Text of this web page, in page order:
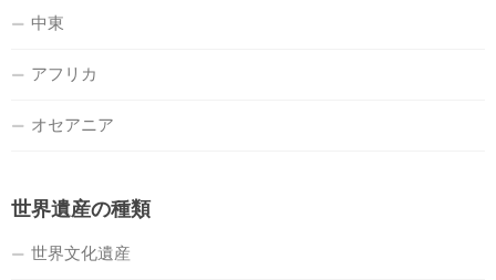
中東
アフリカ
オセアニア
世界遺産の種類
世界文化遺産